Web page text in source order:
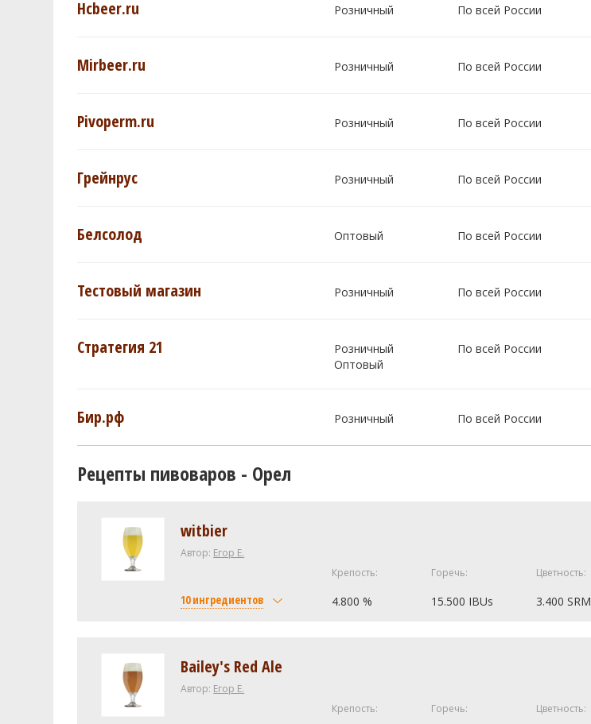
Hcbeer.ru Розничный По всей России
Mirbeer.ru Розничный По всей России
Pivoperm.ru Розничный По всей России
Грейнрус Розничный По всей России
Белсолод Оптовый По всей России
Тестовый магазин Розничный По всей России
Стратегия 21
Розничный
Оптовый
По всей России
Бир.рф Розничный По всей России
Рецепты пивоваров - Орел
witbier
Автор: Егор Е.
10 ингредиентов
Крепость: Горечь: Цветность:
4.800 % 15.500 IBUs 3.400 SRM
Pilsen Argentino Cargill (2.0 SRM)
Chateau Diastatic (1.8 SRM)
Bailey's Red Ale
Автор: Егор Е.
Крепость: Горечь: Цветность: